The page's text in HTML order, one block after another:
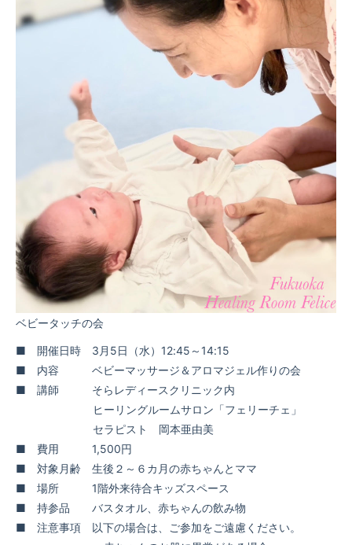
ベビータッチの会
■ 開催日時 3月5日（水）12:45～14:15
■ 内容 ベビーマッサージ＆アロマジェル作りの会
■ 講師 そらレディースクリニック内
ヒーリングルームサロン「フェリーチェ」
セラピスト 岡本亜由美
■ 費用 1,500円
■ 対象月齢 生後２～６カ月の赤ちゃんとママ
■ 場所 1階外来待合キッズスペース
■ 持参品 バスタオル、赤ちゃんの飲み物
■ 注意事項 以下の場合は、ご参加をご遠慮ください。